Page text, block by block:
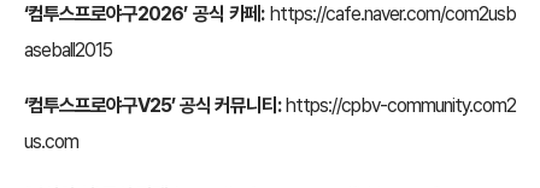
‘컴투스프로야구2026’ 공식 카페: https://cafe.naver.com/com2usb
aseball2015
‘컴투스프로야구V25’ 공식 커뮤니티:https://cpbv-community.com2
us.com